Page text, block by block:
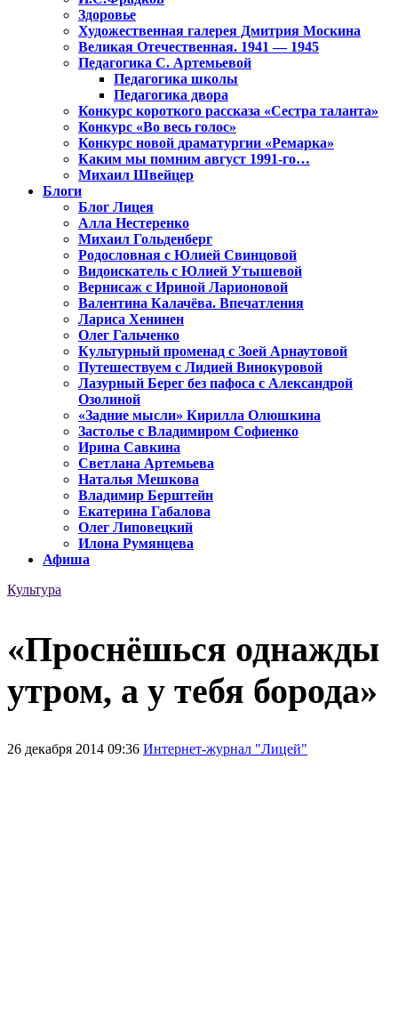
Здоровье
Художественная галерея Дмитрия Москина
Великая Отечественная. 1941 — 1945
Педагогика С. Артемьевой
Педагогика школы
Педагогика двора
Конкурс короткого рассказа «Сестра таланта»
Конкурс «Во весь голос»
Конкурс новой драматургии «Ремарка»
Каким мы помним август 1991-го…
Михаил Швейцер
Блоги
Блог Лицея
Алла Нестеренко
Михаил Гольденберг
Родословная с Юлией Свинцовой
Видоискатель с Юлией Утышевой
Вернисаж с Ириной Ларионовой
Валентина Калачёва. Впечатления
Лариса Хенинен
Олег Гальченко
Культурный променад с Зоей Арнаутовой
Путешествуем с Лидией Винокуровой
Лазурный Берег без пафоса с Александрой
Озолиной
«Задние мысли» Кирилла Олюшкина
Застолье с Владимиром Софиенко
Ирина Савкина
Светлана Артемьева
Наталья Мешкова
Владимир Берштейн
Екатерина Габалова
Олег Липовецкий
Илона Румянцева
Афиша
Культура
«Проснёшься однажды
утром, а у тебя борода»
26 декабря 2014 09:36 Интернет-журнал "Лицей"